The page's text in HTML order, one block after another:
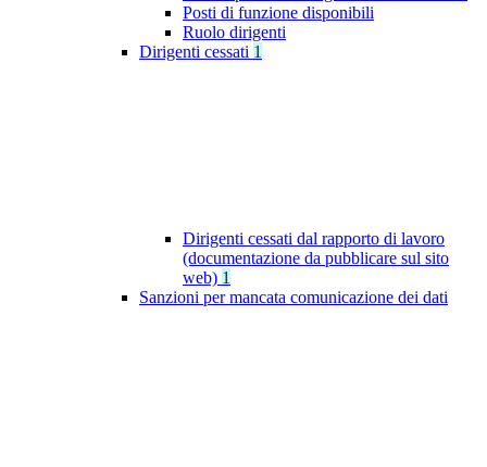
Posti di funzione disponibili
Ruolo dirigenti
Dirigenti cessati 1
Dirigenti cessati dal rapporto di lavoro
(documentazione da pubblicare sul sito
web) 1
Sanzioni per mancata comunicazione dei dati